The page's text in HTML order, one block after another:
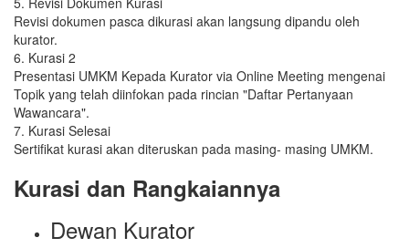
Revisi dokumen pasca dikurasi akan langsung dipandu oleh
kurator.
6. Kurasi 2
Presentasi UMKM Kepada Kurator via Online Meeting mengenai
Topik yang telah diinfokan pada rincian "Daftar Pertanyaan
Wawancara".
7. Kurasi Selesai
Sertifikat kurasi akan diteruskan pada masing- masing UMKM.
Kurasi dan Rangkaiannya
Dewan Kurator